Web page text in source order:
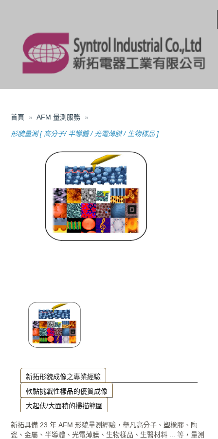
首頁 AFM 量測服務
形貌量測 [ 高分子/ 半導體 / 光電薄膜 / 生物樣品 ]
新拓形貌成像之專業經驗
軟黏挑戰性樣品的優質成像
大起伏/大面積的掃描範圍
新拓具備 23 年 AFM 形貌量測經驗，舉凡高分子、塑橡膠、陶
瓷、金屬、半導體、光電薄膜、生物樣品、生醫材料 ... 等，量測